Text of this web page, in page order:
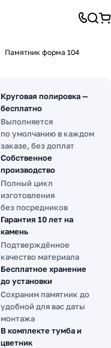
Памятник форма 104
Круговая полировка —
бесплатно
Выполняется
по умолчанию в каждом
заказе, без доплат
Собственное
производство
Полный цикл
изготовления
без посредников
Гарантия 10 лет на
камень
Подтверждённое
качество материала
Бесплатное хранение
до установки
Сохраним памятник до
удобной для вас даты
монтажа
В комплекте тумба и
цветник